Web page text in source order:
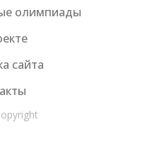
олимпиады
сайта